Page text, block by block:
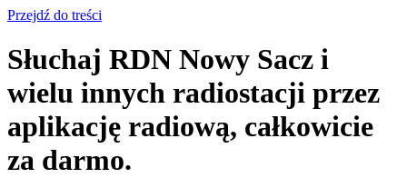
Przejdź do treści
Słuchaj RDN Nowy Sacz i
wielu innych radiostacji przez
aplikację radiową, całkowicie
za darmo.